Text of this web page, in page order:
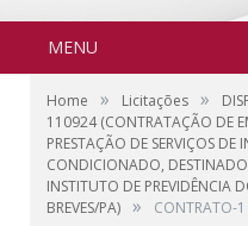
MENU
Home » Licitações »
110924 (CONTRATAÇÃO DE
PRESTAÇÃO DE SERVIÇOS
CONDICIONADO, DESTINADO
INSTITUTO DE PREVIDÊNCIA
BREVES/PA) » CONTRATO-